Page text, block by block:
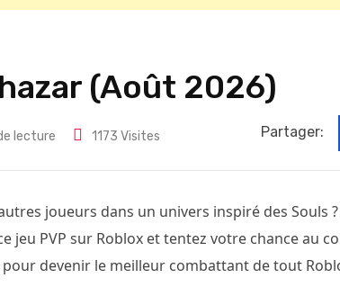
(Août 2026)
lecture 1173 Visites Partager:
joueurs dans un univers inspiré des Souls
jeu PVP sur Roblox et tentez votre chance au
devenir le meilleur combattant de tout